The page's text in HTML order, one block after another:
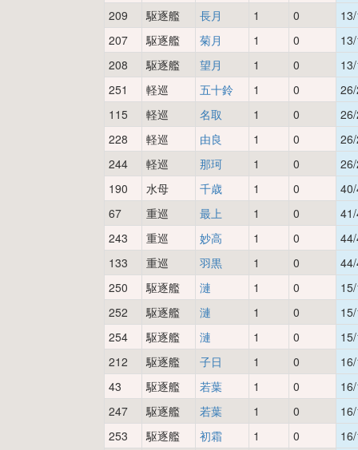
209 駆逐艦 長月 1 0
207
駆逐艦 菊月 1 0
208
駆逐艦 望月 1 0
251
軽巡 五十鈴 1 0
115
軽巡 名取 1 0
228
軽巡 由良 1 0
244
軽巡 那珂 1 0
190
水母 千歳 1 0
67
重巡 最上 1 0
243
重巡 妙高 1 0
133
重巡 羽黒 1 0
250
駆逐艦 漣 1 0
252
駆逐艦 漣 1 0
254
駆逐艦 漣 1 0
212
駆逐艦 子日 1 0
43
駆逐艦 若葉 1 0
247
駆逐艦 若葉 1 0
253
駆逐艦 初霜 1 0